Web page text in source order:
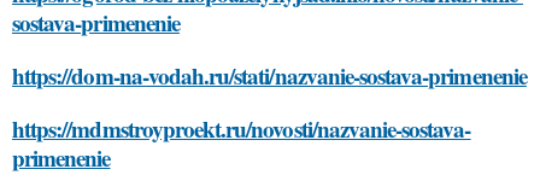
sostava-primenenie
https://dom-na-vodah.ru/stati/nazvanie-sostava-primenenie
https://mdmstroyproekt.ru/novosti/nazvanie-sostava-
primenenie